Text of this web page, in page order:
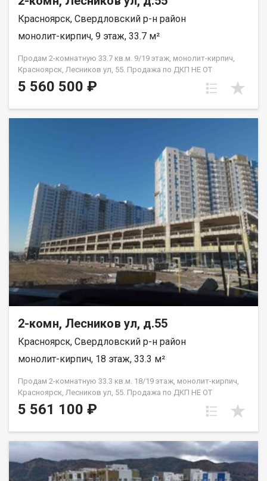
Красноярск, Свердловский р-н район
монолит-кирпич, 9 этаж, 33.7 м²
Продам 2-комнатную 33.7 кв.м. 9/19 этаж, монолит-кирпич,
Красноярск, Лесников ул, 55. Продажа по ДКП НЕ ОТ
ЗАСТРОЙЩИКА
5 560 500 ₽
2-комн, Лесников ул, д.55
Красноярск, Свердловский р-н район
монолит-кирпич, 18 этаж, 33.3 м²
Продам 2-комнатную 33.3 кв.м. 18/19 этаж, монолит-кирпич,
Красноярск, Лесников ул, 55. Продажа по ДКП НЕ ОТ
ЗАСТРОЙЩИКА.
5 561 100 ₽